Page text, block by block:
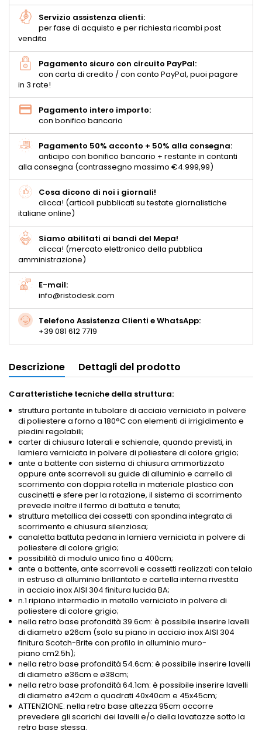
Servizio assistenza clienti:
per fase di acquisto e per richiesta ricambi post
vendita
Pagamento sicuro con circuito PayPal:
con carta di credito / con conto PayPal, puoi pagare
in 3 rate!
Pagamento intero importo:
con bonifico bancario
Pagamento 50% acconto + 50% alla consegna:
anticipo con bonifico bancario + restante in contanti
alla consegna (contrassegno massimo €4.999,99)
Cosa dicono di noi i giornali!
clicca! (articoli pubblicati su testate giornalistiche
italiane online)
Siamo abilitati ai bandi del Mepa!
clicca! (mercato elettronico della pubblica
amministrazione)
E-mail:
info@ristodesk.com
Telefono Assistenza Clienti e WhatsApp:
+39 081 612 7719
Descrizione Dettagli del prodotto
Caratteristiche tecniche della struttura:
struttura portante in tubolare di acciaio verniciato in polvere
di poliestere a forno a 180°C con elementi di irrigidimento e
piedini regolabili;
carter di chiusura laterali e schienale, quando previsti, in
lamiera verniciata in polvere di poliestere di colore grigio;
ante a battente con sistema di chiusura ammortizzato
oppure ante scorrevoli su guide di alluminio e carrello di
scorrimento con doppia rotella in materiale plastico con
cuscinetti e sfere per la rotazione, il sistema di scorrimento
prevede inoltre il fermo di battuta e tenuta;
struttura metallica dei cassetti con spondina integrata di
scorrimento e chiusura silenziosa;
canaletta battuta pedana in lamiera verniciata in polvere di
poliestere di colore grigio;
possibilità di modulo unico fino a 400cm;
ante a battente, ante scorrevoli e cassetti realizzati con telaio
in estruso di alluminio brillantato e cartella interna rivestita
in acciaio inox AISI 304 finitura lucida BA;
n.1 ripiano intermedio in metallo verniciato in polvere di
poliestere di colore grigio;
nella retro base profondità 39.6cm: è possibile inserire lavelli
di diametro ø26cm (solo su piano in acciaio inox AISI 304
finitura Scotch-Brite con profilo in alluminio muro-
piano cm2.5h);
nella retro base profondità 54.6cm: è possibile inserire lavelli
di diametro ø36cm e ø38cm;
nella retro base profondità 64.1cm: è possibile inserire lavelli
di diametro ø42cm o quadrati 40x40cm e 45x45cm;
ATTENZIONE: nella retro base altezza 95cm occorre
prevedere gli scarichi dei lavelli e/o della lavatazze sotto la
retro base stessa.